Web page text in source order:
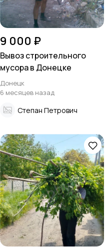
9 000 ₽
Вывоз строительного
мусора в Донецке
Донецк
6 месяцев назад
Степан Петрович